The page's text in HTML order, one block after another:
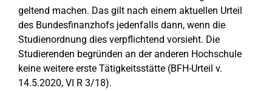
geltend machen. Das gilt nach einem aktuellen Urteil
des Bundesfinanzhofs jedenfalls dann, wenn die
Studienordnung dies verpflichtend vorsieht. Die
Studierenden begründen an der anderen Hochschule
keine weitere erste Tätigkeitsstätte (BFH-Urteil v.
14.5.2020, VI R 3/18).